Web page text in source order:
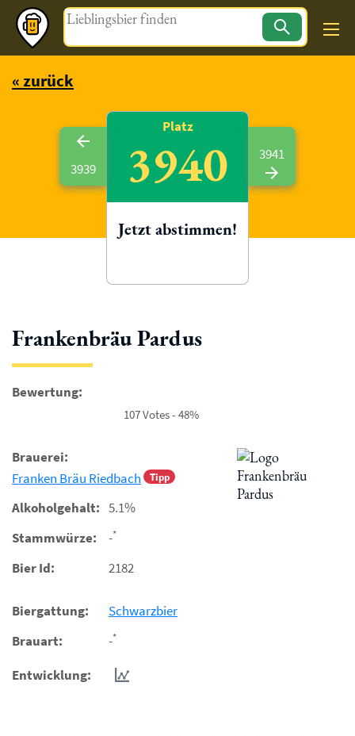
Magazin
« zurück
Frankenbräu Pardus
Bewertung:
107 Votes - 48%
Brauerei:
Tipp
Franken Bräu Riedbach
Alkoholgehalt: 5.1%
Stammwürze:
-*
Bier Id: 2182
Biergattung:
Schwarzbier
Brauart:
-*
Entwicklung:
3939
Platz
3940
Jetzt abstimmen!
3941